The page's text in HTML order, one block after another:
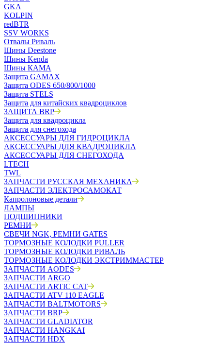
GKA
KOLPIN
redBTR
SSV WORKS
Отвалы Риваль
Шины Deestone
Шины Kenda
Шины КАМА
Защита GAMAX
Защита ODES 650/800/1000
Защита STELS
Защита для китайских квадроциклов
ЗАЩИТА BRP
Защита для квадроцикла
Защита для снегохода
АКСЕССУАРЫ ДЛЯ ГИДРОЦИКЛА
АКСЕССУАРЫ ДЛЯ КВАДРОЦИКЛА
АКСЕССУАРЫ ДЛЯ СНЕГОХОДА
LTECH
TWL
ЗАПЧАСТИ РУССКАЯ МЕХАНИКА
ЗАПЧАСТИ ЭЛЕКТРОСАМОКАТ
Капролоновые детали
ЛАМПЫ
ПОДШИПНИКИ
РЕМНИ
СВЕЧИ NGK, РЕМНИ GATES
ТОРМОЗНЫЕ КОЛОДКИ PULLER
ТОРМОЗНЫЕ КОЛОДКИ РИВАЛЬ
ТОРМОЗНЫЕ КОЛОДКИ ЭКСТРИММАСТЕР
ЗАПЧАСТИ AODES
ЗАПЧАСТИ ARGO
ЗАПЧАСТИ ARTIC CAT
ЗАПЧАСТИ ATV 110 EAGLE
ЗАПЧАСТИ BALTMOTORS
ЗАПЧАСТИ BRP
ЗАПЧАСТИ GLADIATOR
ЗАПЧАСТИ HANGKAI
ЗАПЧАСТИ HDX